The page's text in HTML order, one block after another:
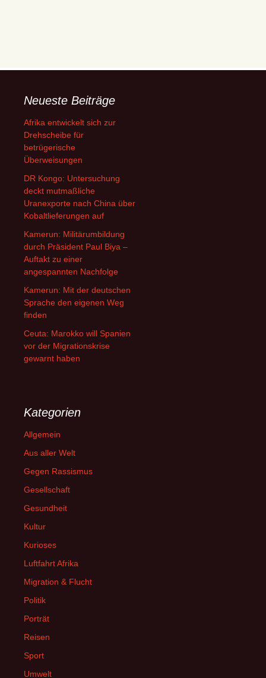
Neueste Beiträge
Afrika entwickelt sich zur
Drehscheibe für
betrügerische
Überweisungen
DR Kongo: Untersuchung
deckt mutmaßliche
Uranexporte nach China über
Kobaltlieferungen auf
Kamerun: Militärumbildung
durch Präsident Paul Biya –
Auftakt zu einer
angespannten Nachfolge
Kamerun: Mit der deutschen
Sprache den eigenen Weg
finden
Ceuta: Marokko will Spanien
vor der Migrationskrise
gewarnt haben
Kategorien
Allgemein
Aus aller Welt
Gegen Rassismus
Gesellschaft
Gesundheit
Kultur
Kurioses
Luftfahrt Afrika
Migration & Flucht
Politik
Porträt
Reisen
Sport
Umwelt